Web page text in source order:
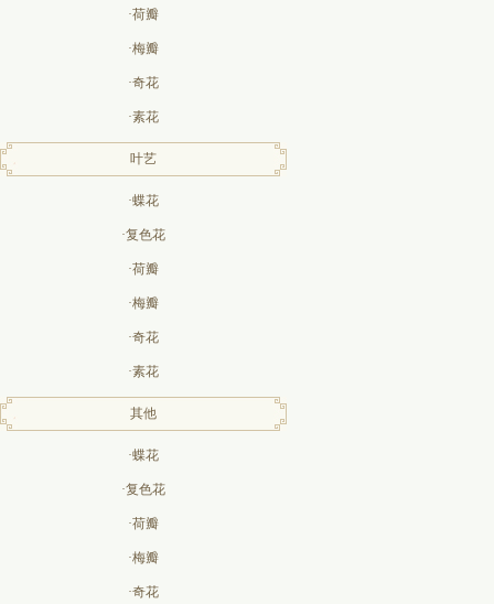
·荷瓣
·梅瓣
·奇花
·素花
叶艺
·蝶花
·复色花
·荷瓣
·梅瓣
·奇花
·素花
其他
·蝶花
·复色花
·荷瓣
·梅瓣
·奇花